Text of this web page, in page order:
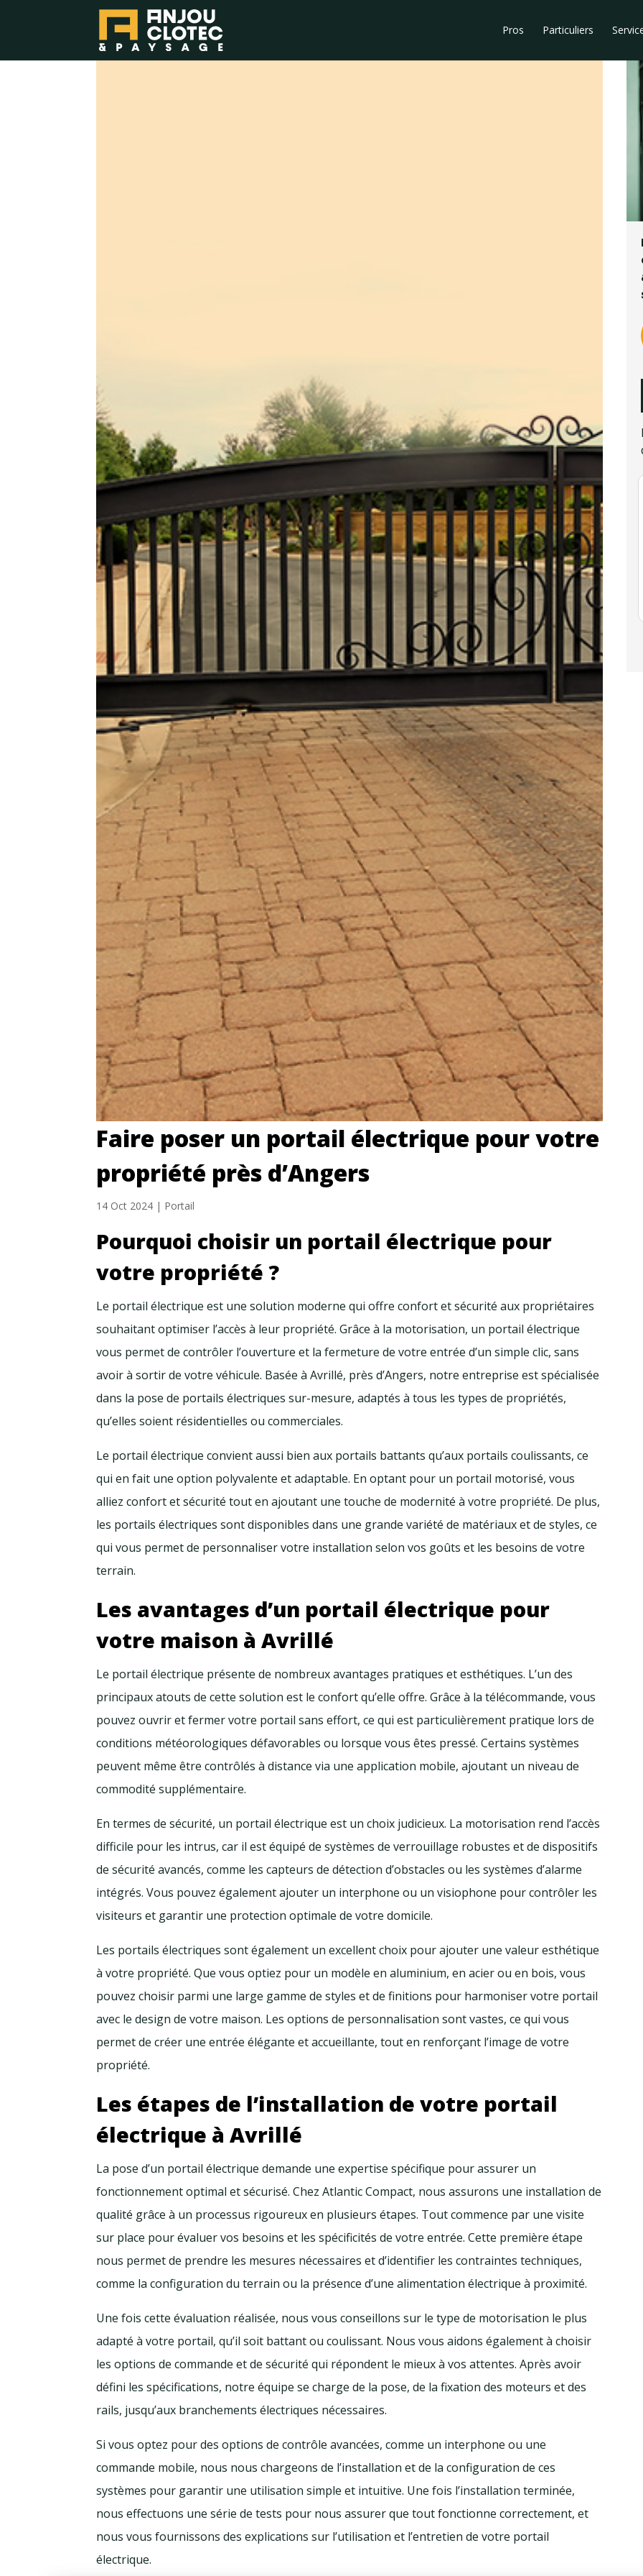
Pros Particuliers
Faire poser un portail électrique pour votre
propriété près d’Angers
14 Oct 2024 | Portail
Pourquoi choisir un portail électrique pour
votre propriété ?
Le portail électrique est une solution moderne qui offre confort et sécurité aux propriétaires
souhaitant optimiser l’accès à leur propriété. Grâce à la motorisation, un portail électrique
vous permet de contrôler l’ouverture et la fermeture de votre entrée d’un simple clic, sans
avoir à sortir de votre véhicule. Basée à Avrillé, près d’Angers, notre entreprise est spécialisée
dans la pose de portails électriques sur-mesure, adaptés à tous les types de propriétés,
qu’elles soient résidentielles ou commerciales.
Le portail électrique convient aussi bien aux portails battants qu’aux portails coulissants, ce
qui en fait une option polyvalente et adaptable. En optant pour un portail motorisé, vous
alliez confort et sécurité tout en ajoutant une touche de modernité à votre propriété. De plus,
les portails électriques sont disponibles dans une grande variété de matériaux et de styles, ce
qui vous permet de personnaliser votre installation selon vos goûts et les besoins de votre
terrain.
Les avantages d’un portail électrique pour
votre maison à Avrillé
Le portail électrique présente de nombreux avantages pratiques et esthétiques. L’un des
principaux atouts de cette solution est le confort qu’elle offre. Grâce à la télécommande, vous
pouvez ouvrir et fermer votre portail sans effort, ce qui est particulièrement pratique lors de
conditions météorologiques défavorables ou lorsque vous êtes pressé. Certains systèmes
peuvent même être contrôlés à distance via une application mobile, ajoutant un niveau de
commodité supplémentaire.
En termes de sécurité, un portail électrique est un choix judicieux. La motorisation rend l’accès
difficile pour les intrus, car il est équipé de systèmes de verrouillage robustes et de dispositifs
de sécurité avancés, comme les capteurs de détection d’obstacles ou les systèmes d’alarme
intégrés. Vous pouvez également ajouter un interphone ou un visiophone pour contrôler les
visiteurs et garantir une protection optimale de votre domicile.
Les portails électriques sont également un excellent choix pour ajouter une valeur esthétique
à votre propriété. Que vous optiez pour un modèle en aluminium, en acier ou en bois, vous
pouvez choisir parmi une large gamme de styles et de finitions pour harmoniser votre portail
avec le design de votre maison. Les options de personnalisation sont vastes, ce qui vous
permet de créer une entrée élégante et accueillante, tout en renforçant l’image de votre
propriété.
Les étapes de l’installation de votre portail
électrique à Avrillé
La pose d’un portail électrique demande une expertise spécifique pour assurer un
fonctionnement optimal et sécurisé. Chez Atlantic Compact, nous assurons une installation de
qualité grâce à un processus rigoureux en plusieurs étapes. Tout commence par une visite
sur place pour évaluer vos besoins et les spécificités de votre entrée. Cette première étape
nous permet de prendre les mesures nécessaires et d’identifier les contraintes techniques,
comme la configuration du terrain ou la présence d’une alimentation électrique à proximité.
Une fois cette évaluation réalisée, nous vous conseillons sur le type de motorisation le plus
adapté à votre portail, qu’il soit battant ou coulissant. Nous vous aidons également à choisir
les options de commande et de sécurité qui répondent le mieux à vos attentes. Après avoir
défini les spécifications, notre équipe se charge de la pose, de la fixation des moteurs et des
rails, jusqu’aux branchements électriques nécessaires.
Si vous optez pour des options de contrôle avancées, comme un interphone ou une
commande mobile, nous nous chargeons de l’installation et de la configuration de ces
systèmes pour garantir une utilisation simple et intuitive. Une fois l’installation terminée,
nous effectuons une série de tests pour nous assurer que tout fonctionne correctement, et
nous vous fournissons des explications sur l’utilisation et l’entretien de votre portail
électrique.